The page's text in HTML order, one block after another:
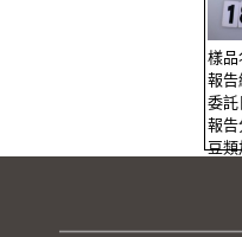
樣品
報告
委託
報告
豆類